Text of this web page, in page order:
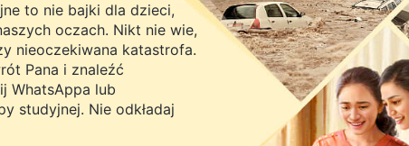
to nie bajki dla dzieci,
oczach. Nikt nie wie,
nieoczekiwana katastrofa.
Pana i znaleźć
WhatsAppa lub
studyjnej. Nie odkładaj